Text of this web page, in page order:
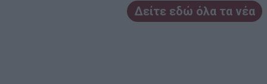
Δείτε εδώ όλα τα νέα